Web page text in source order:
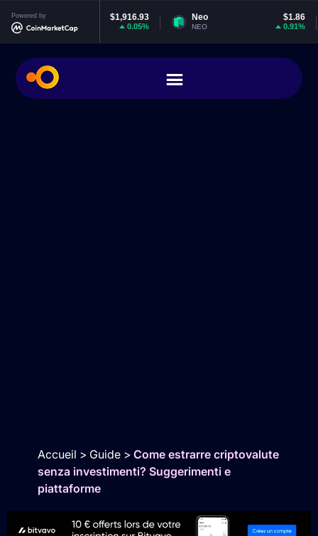
Powered by
0.05%
Neo
NEO
EOS
EOS
Accueil > Guide> Come estrarre criptovalute
senza investimenti? Suggerimenti e
piattaforme